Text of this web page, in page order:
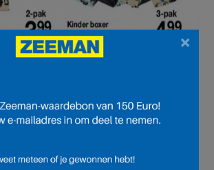
pagina's van de Zeeman folder, geldig van
×